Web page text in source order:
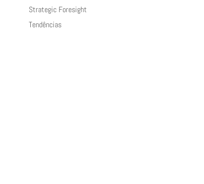
Strategic Foresight
Tendências